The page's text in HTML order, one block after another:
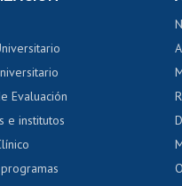
docente
académica
al AUCAI
Evaluación
e institutos